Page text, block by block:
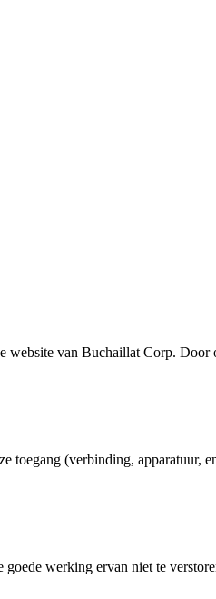
van Buchaillat Corp.
toegang (verbinding, apparatuur,
werking ervan niet te